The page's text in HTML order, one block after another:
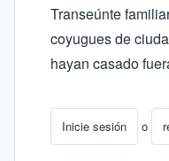
Transeúnte
coyugues de
hayan casado
Inicie sesión o
En respuesta a